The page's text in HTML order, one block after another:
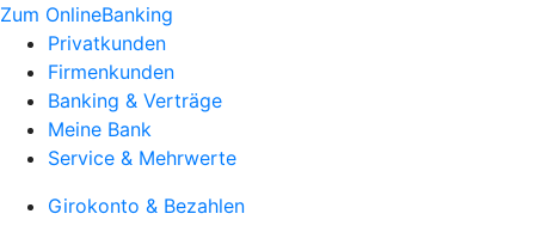
Zum OnlineBanking
Privatkunden
Firmenkunden
Banking & Verträge
Meine Bank
Service & Mehrwerte
Girokonto & Bezahlen